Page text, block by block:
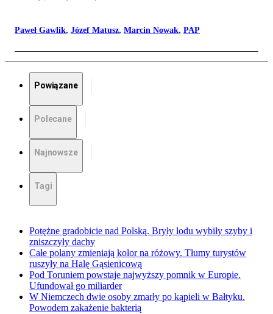
Paweł Gawlik, Józef Matusz, Marcin Nowak, PAP
Powiązane
Polecane
Najnowsze
Tagi
Potężne gradobicie nad Polską. Bryły lodu wybiły szyby i
zniszczyły dachy
Całe polany zmieniają kolor na różowy. Tłumy turystów
ruszyły na Halę Gąsienicową
Pod Toruniem powstaje najwyższy pomnik w Europie.
Ufundował go miliarder
W Niemczech dwie osoby zmarły po kąpieli w Bałtyku.
Powodem zakażenie bakterią